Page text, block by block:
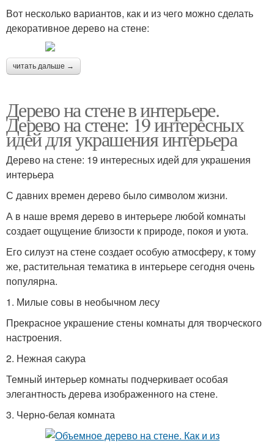
Вот несколько вариантов, как и из чего можно сделать
декоративное дерево на стене:
читать дальше →
Дерево на стене в интерьере.
Дерево на стене: 19 интересных
идей для украшения интерьера
Дерево на стене: 19 интересных идей для украшения
интерьера
С давних времен дерево было символом жизни.
А в наше время дерево в интерьере любой комнаты
создает ощущение близости к природе, покоя и уюта.
Его силуэт на стене создает особую атмосферу, к тому
же, растительная тематика в интерьере сегодня очень
популярна.
1. Милые совы в необычном лесу
Прекрасное украшение стены комнаты для творческого
настроения.
2. Нежная сакура
Темный интерьер комнаты подчеркивает особая
элегантность дерева изображенного на стене.
3. Черно-белая комната